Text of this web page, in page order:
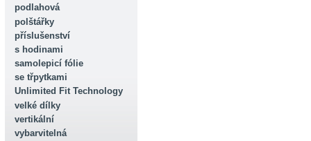
podlahová
polštářky
příslušenství
s hodinami
samolepicí fólie
se třpytkami
Unlimited Fit Technology
velké dílky
vertikální
vybarvitelná